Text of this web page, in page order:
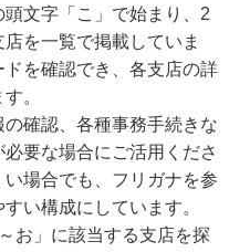
文字「こ」で始まり、2
を一覧で掲載していま
を確認でき、各支店の詳
。
確認、各種事務手続きな
要な場合にご活用くださ
場合でも、フリガナを参
い構成にしています。
お」に該当する支店を探